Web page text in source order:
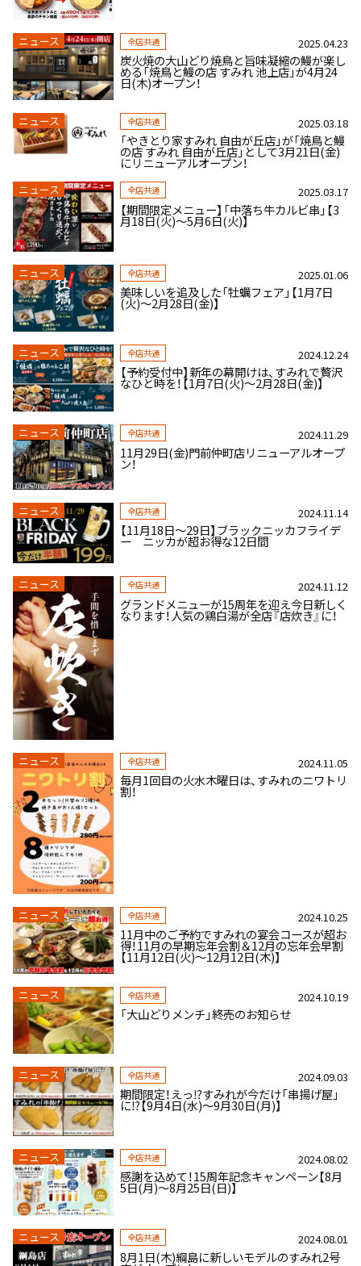
ニュース 全店共通 2025.04.23
炭火焼の大山どり焼鳥と旨味凝縮の鰻が楽し
める「焼鳥と鰻の店 すみれ 池上店」が4月24
日(木)オープン！
ニュース 全店共通 2025.03.18
「やきとり家すみれ 自由が丘店」が「焼鳥と鰻
の店 すみれ 自由が丘店」として3月21日(金)
にリニューアルオープン！
ニュース 全店共通 2025.03.17
【期間限定メニュー】「中落ち牛カルビ串」【3
月18日(火)～5月6日(火)】
ニュース 全店共通 2025.01.06
美味しいを追及した「牡蠣フェア」【1月7日
(火)～2月28日(金)】
ニュース 全店共通 2024.12.24
【予約受付中】新年の幕開けは、すみれで贅沢
なひと時を！【1月7日(火)～2月28日(金)】
ニュース 全店共通 2024.11.29
11月29日(金)門前仲町店リニューアルオープ
ン！
ニュース 全店共通 2024.11.14
【11月18日～29日】ブラックニッカフライデ
ー ニッカが超お得な12日間
ニュース 全店共通 2024.11.12
グランドメニューが15周年を迎え今日新しく
なります！人気の鶏白湯が全店『店炊き』に！
ニュース 全店共通 2024.11.05
毎月1回目の火水木曜日は、すみれのニワトリ
割！
ニュース 全店共通 2024.10.25
11月中のご予約ですみれの宴会コースが超お
得！11月の早期忘年会割＆12月の忘年会早割
【11月12日(火)～12月12日(木)】
ニュース 全店共通 2024.10.19
「大山どりメンチ」終売のお知らせ
ニュース 全店共通 2024.09.03
期間限定！えっ⁉すみれが今だけ「串揚げ屋」
に⁉【9月4日(水)～9月30日(月)】
ニュース 全店共通 2024.08.02
感謝を込めて！15周年記念キャンペーン【8月
5日(月)～8月25日(日)】
ニュース 全店共通 2024.08.01
8月1日(木)綱島に新しいモデルのすみれ2号